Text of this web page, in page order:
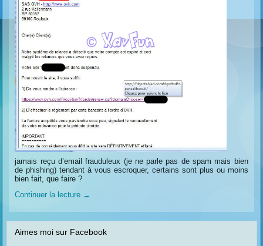
jamais reçu d’email frauduleux (je ne parle pas de spam mais bien
de phishing) tendant à vous escroquer, certains sont plus ou moins
bien fait, que faire ?
Continuer la lecture →
Aimes moi sur Facebook